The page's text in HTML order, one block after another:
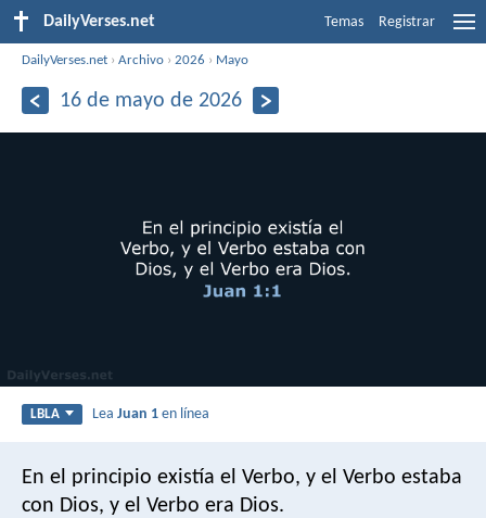
DailyVerses.net Temas Registrar
DailyVerses.net ›Archivo ›2026 › Mayo
16 de mayo de 2026
LBLA LeaJuan 1 en línea
En el principio existía el Verbo, y el Verbo estaba
con Dios, y el Verbo era Dios.